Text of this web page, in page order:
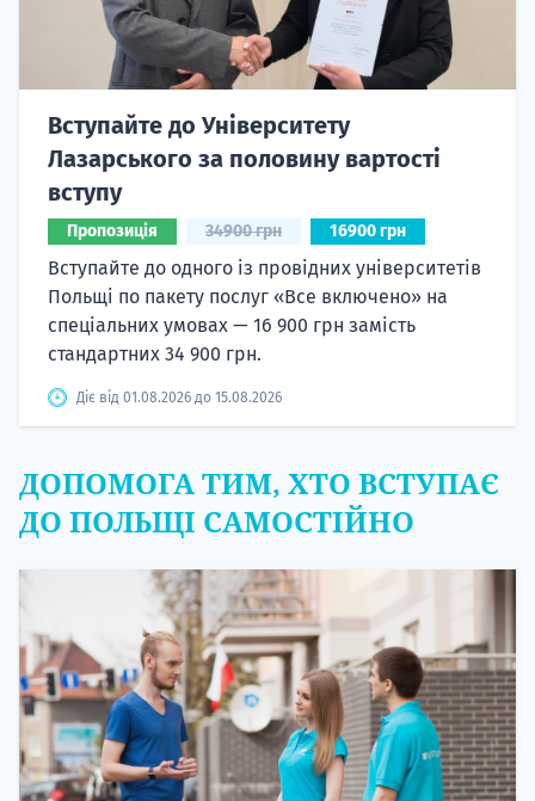
Вступайте до Університету
Лазарського за половину вартості
вступу
Пропозиція 34900 грн 16900 грн
Вступайте до одного із провідних університетів
Польщі по пакету послуг «Все включено» на
спеціальних умовах — 16 900 грн замість
стандартних 34 900 грн.
Діє від 01.08.2026 до 15.08.2026
ДОПОМОГА ТИМ, ХТО ВСТУПАЄ
ДО ПОЛЬЩІ САМОСТІЙНО